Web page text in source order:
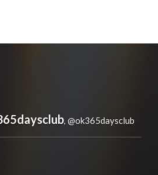
, @ok365daysclub